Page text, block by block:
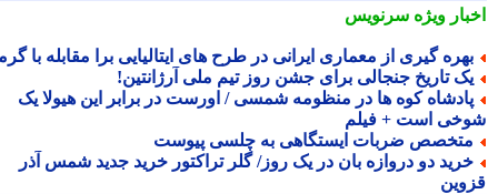
ویژهسرنویس
گیری از معماری ایرانی در طرح های ایتالیایی برا مقابله با گرما
تاریخ جنجالی برای جشن روز تیم ملی آرژانتین!
کوه ها در منظومه شمسی / اورست در برابر این هیولا یک
است + فیلم
ضربات ایستگاهی به چلسی پیوست
دو دروازه بان در یک روز/ گلر تراکتور خرید جدید شمس آذر